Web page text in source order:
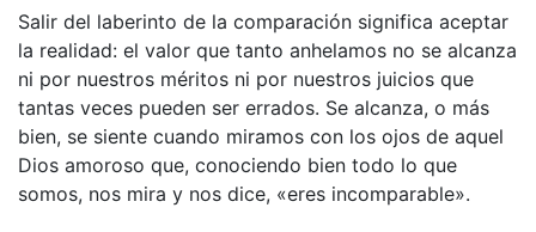
Salir del laberinto de la comparación significa aceptar
la realidad: el valor que tanto anhelamos no se alcanza
ni por nuestros méritos ni por nuestros juicios que
tantas veces pueden ser errados. Se alcanza, o más
bien, se siente cuando miramos con los ojos de aquel
Dios amoroso que, conociendo bien todo lo que
somos, nos mira y nos dice, «eres incomparable».